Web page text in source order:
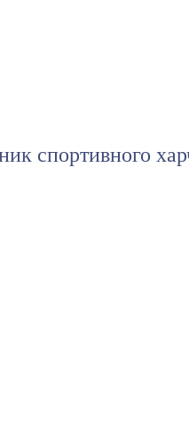
спортивного